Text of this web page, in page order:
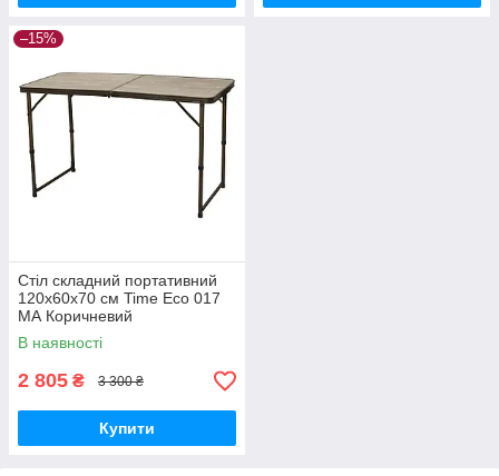
–15%
Стіл складний портативний
120х60х70 см Time Eco 017
МА Коричневий
(4000810001415_2)
В наявності
2 805 ₴ 3 300 ₴
Купити